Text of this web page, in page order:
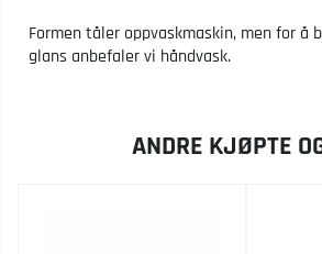
Formen tåler oppvaskmaskin, men for å
glans anbefaler vi håndvask.
ANDRE KJØPTE